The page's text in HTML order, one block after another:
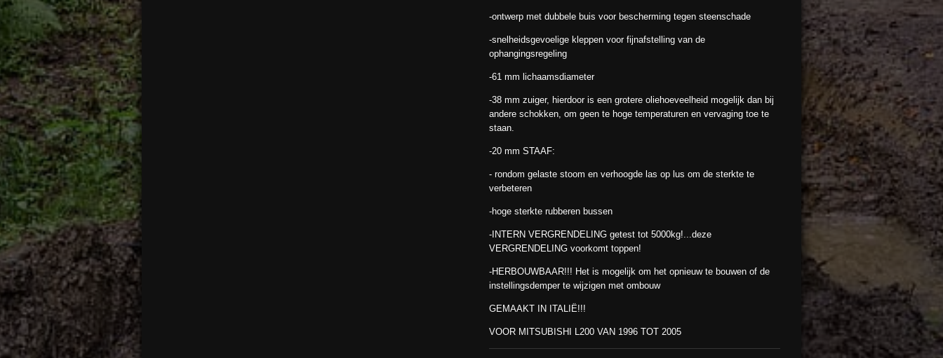
-ontwerp met dubbele buis voor bescherming tegen steenschade
-snelheidsgevoelige kleppen voor fijnafstelling van de
ophangingsregeling
-61 mm lichaamsdiameter
-38 mm zuiger, hierdoor is een grotere oliehoeveelheid mogelijk dan bij
andere schokken, om geen te hoge temperaturen en vervaging toe te
staan.
-20 mm STAAF:
- rondom gelaste stoom en verhoogde las op lus om de sterkte te
verbeteren
-hoge sterkte rubberen bussen
-INTERN VERGRENDELING getest tot 5000kg!...deze
VERGRENDELING voorkomt toppen!
-HERBOUWBAAR!!! Het is mogelijk om het opnieuw te bouwen of de
instellingsdemper te wijzigen met ombouw
GEMAAKT IN ITALIË!!!
VOOR MITSUBISHI L200 VAN 1996 TOT 2005